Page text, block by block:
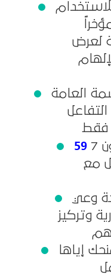
لعرض
العامة
يقضون 7
مع
وعي
وتركيز
إياها